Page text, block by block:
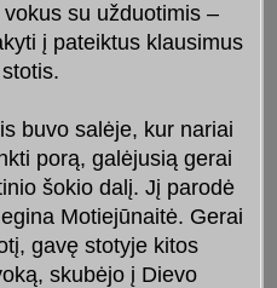
su užduotimis –
į pateiktus klausimus
buvo salėje, kur nariai
porą, galėjusią gerai
šokio dalį. Jį parodė
Motiejūnaitė. Gerai
gavę stotyje kitos
skubėjo į Dievo